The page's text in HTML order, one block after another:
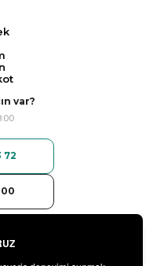
var?
72
00